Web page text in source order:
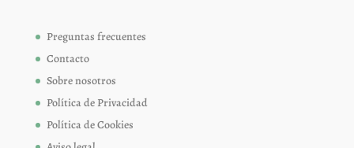
Preguntas frecuentes
Contacto
Sobre nosotros
Política de Privacidad
Política de Cookies